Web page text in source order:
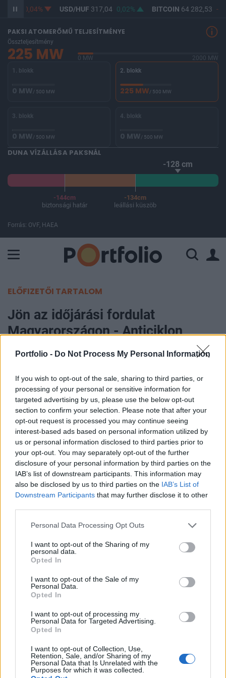
Portfolio - Do Not Process My Personal Information
If you wish to opt-out of the sale, sharing to third parties, or
processing of your personal or sensitive information for
targeted advertising by us, please use the below opt-out
section to confirm your selection. Please note that after your
opt-out request is processed you may continue seeing
interest-based ads based on personal information utilized by
us or personal information disclosed to third parties prior to
your opt-out. You may separately opt-out of the further
disclosure of your personal information by third parties on the
IAB’s list of downstream participants. This information may
also be disclosed by us to third parties on the IAB’s List of
Downstream Participants that may further disclose it to other
Personal Data Processing Opt Outs
I want to opt-out of the Sharing of my
personal data.
Opted In
I want to opt-out of the Sale of my
Personal Data.
Opted In
I want to opt-out of processing my
Personal Data for Targeted Advertising.
Opted In
I want to opt-out of Collection, Use,
Retention, Sale, and/or Sharing of my
Personal Data that Is Unrelated with the
Purposes for which it was collected.
-0,04% USD/HUF317,04 0,02% BITCOIN64 282,53 -
PAKSI ATOMERŐMŰ TELJESÍTMÉNYE
Összteljesítmény
225 MW 0 MW
2000 MW
1. blokk
0 MW/ 500 MW
2. blokk
225 MW/ 500 MW
3. blokk
0 MW/ 500 MW
4. blokk
0 MW/ 500 MW
DUNA VÍZÁLLÁSA PAKSNÁL
-128 cm
-144cm
biztonsági határ
-134cm
leállási küszöb
Forrás: OVF, HAEA
ELŐFIZETŐI TARTALOM
Jön az időjárási fordulat
Magyarországon - Anticiklon
erősödik meg, erre készülhetünk
a következő napokban
Portfolio
2026. február 25. 18:38
A következő napokban anticiklon erősödik meg
Magyarország környékén, viszont rossz
időjárásra, ködre, intenzív csapadékra nem
számíthatunk, naposra fordul az idő - olvasható a
HungaroMet friss jelentésében.
Sustainable World 2026Szeptember 8-án jön az év egyik
legjelentősebb üzleti fenntarthatósági találkozója, a
Portfolio Sustainable World 2026. A szektorsemleges
aktualitásokkal, a legégetőbb beavatkozási gyakorlatokkal
foglalkozik, de emellett helyszíne a Green Awards
jelentkezésVáltozékony...
KEDVES OLVASÓNK!
A keresett cikk a portfolio.hu hírarchívumához
tartozik, melynek olvasása előfizetéses
regisztrációhoz kötött.